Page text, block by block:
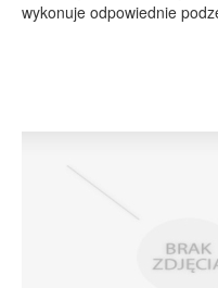
wykonuje odpowiednie